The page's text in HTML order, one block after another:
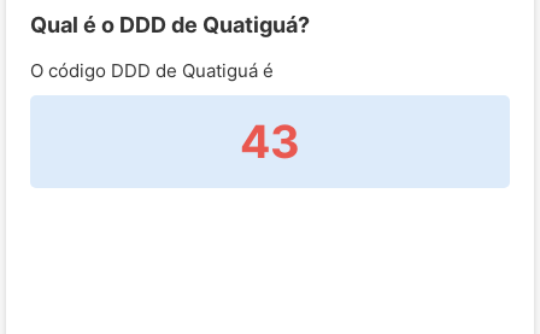
Qual é o DDD de Quatiguá?
O código DDD de Quatiguá é
43